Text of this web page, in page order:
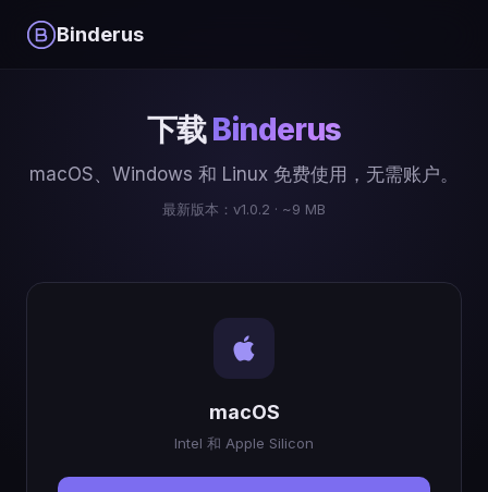
Binderus
下载Binderus
macOS、Windows 和 Linux 免费使用，无需账户。
最新版本：v1.0.2 · ~9 MB
macOS
Intel 和 Apple Silicon